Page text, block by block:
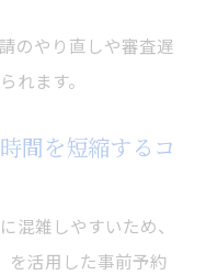
のやり直しや審査遅
れます。
間を短縮するコ
混雑しやすいため、
を活用した事前予約